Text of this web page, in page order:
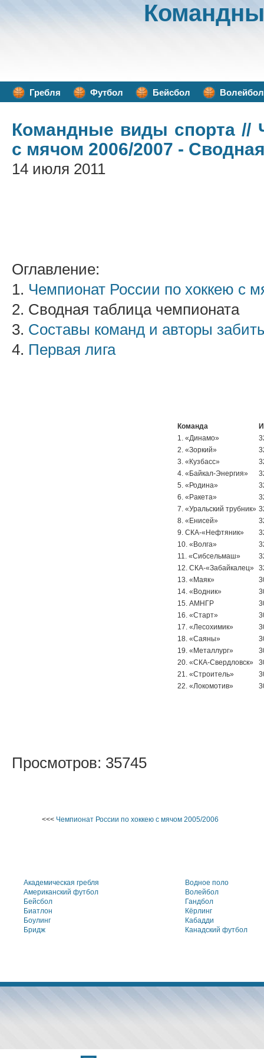
Гребля Футбол Бейсбол Волейбол
Командные виды спорта //
с мячом 2006/2007 -
14 июля 2011
Оглавление:
1. Чемпионат России по хоккею с
2. Сводная таблица чемпионата
3. Составы команд и авторы
4. Первая лига
Команда
И
1. «Динамо»
2. «Зоркий»
3. «Кузбасс»
4. «Байкал-Энергия»
5. «Родина»
6. «Ракета»
7. «Уральский трубник»
8. «Енисей»
9. СКА-«Нефтяник»
10. «Волга»
11. «Сибсельмаш»
12. СКА-«Забайкалец»
13. «Маяк»
14. «Водник»
15. АМНГР
16. «Старт»
17. «Лесохимик»
18. «Саяны»
19. «Металлург»
20. «СКА-Свердловск»
21. «Строитель»
22. «Локомотив»
Просмотров: 35745
<<< Чемпионат России по хоккею с мячом 2005/2006
Академическая гребля
Американский футбол
Бейсбол
Биатлон
Боулинг
Бридж
Водное поло
Волейбол
Гандбол
Кёрлинг
Кабадди
Канадский футбол